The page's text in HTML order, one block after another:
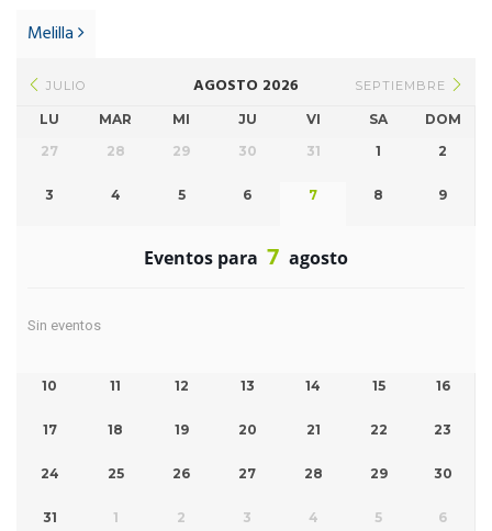
navigation
Melilla
JULIO AGOSTO 2026 SEPTIEMBRE
LU MAR MI JU VI SA
DOM
27
28 29 30 31 1 2
3 4 5 6 7 8 9
Eventos para 7 agosto
Sin eventos
10 11 12 13 14 15 16
17 18 19 20 21 22 23
24 25 26 27 28 29 30
31 1 2 3 4 5 6